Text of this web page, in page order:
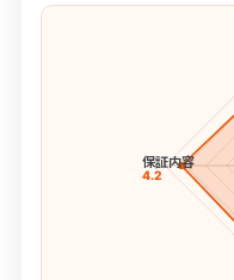
保証内容
4.2